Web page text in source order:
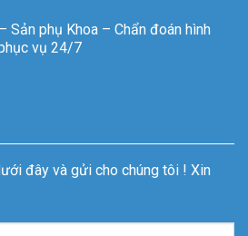
Sản phụ Khoa – Chẩn đoán hình
vụ 24/7
đây và gửi cho chúng tôi ! Xin